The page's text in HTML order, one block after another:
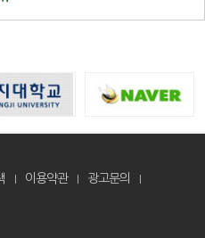
이용약관
광고문의